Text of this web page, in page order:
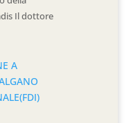
Il dottore